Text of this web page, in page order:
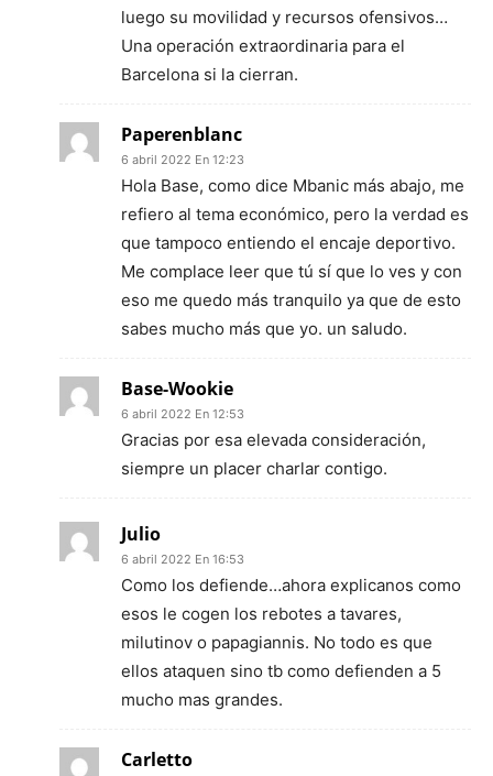
luego su movilidad y recursos ofensivos…
Una operación extraordinaria para el
Barcelona si la cierran.
Paperenblanc
6 abril 2022 En 12:23
Hola Base, como dice Mbanic más abajo, me
refiero al tema económico, pero la verdad es
que tampoco entiendo el encaje deportivo.
Me complace leer que tú sí que lo ves y con
eso me quedo más tranquilo ya que de esto
sabes mucho más que yo. un saludo.
Base-Wookie
6 abril 2022 En 12:53
Gracias por esa elevada consideración,
siempre un placer charlar contigo.
Julio
6 abril 2022 En 16:53
Como los defiende…ahora explicanos como
esos le cogen los rebotes a tavares,
milutinov o papagiannis. No todo es que
ellos ataquen sino tb como defienden a 5
mucho mas grandes.
Carletto